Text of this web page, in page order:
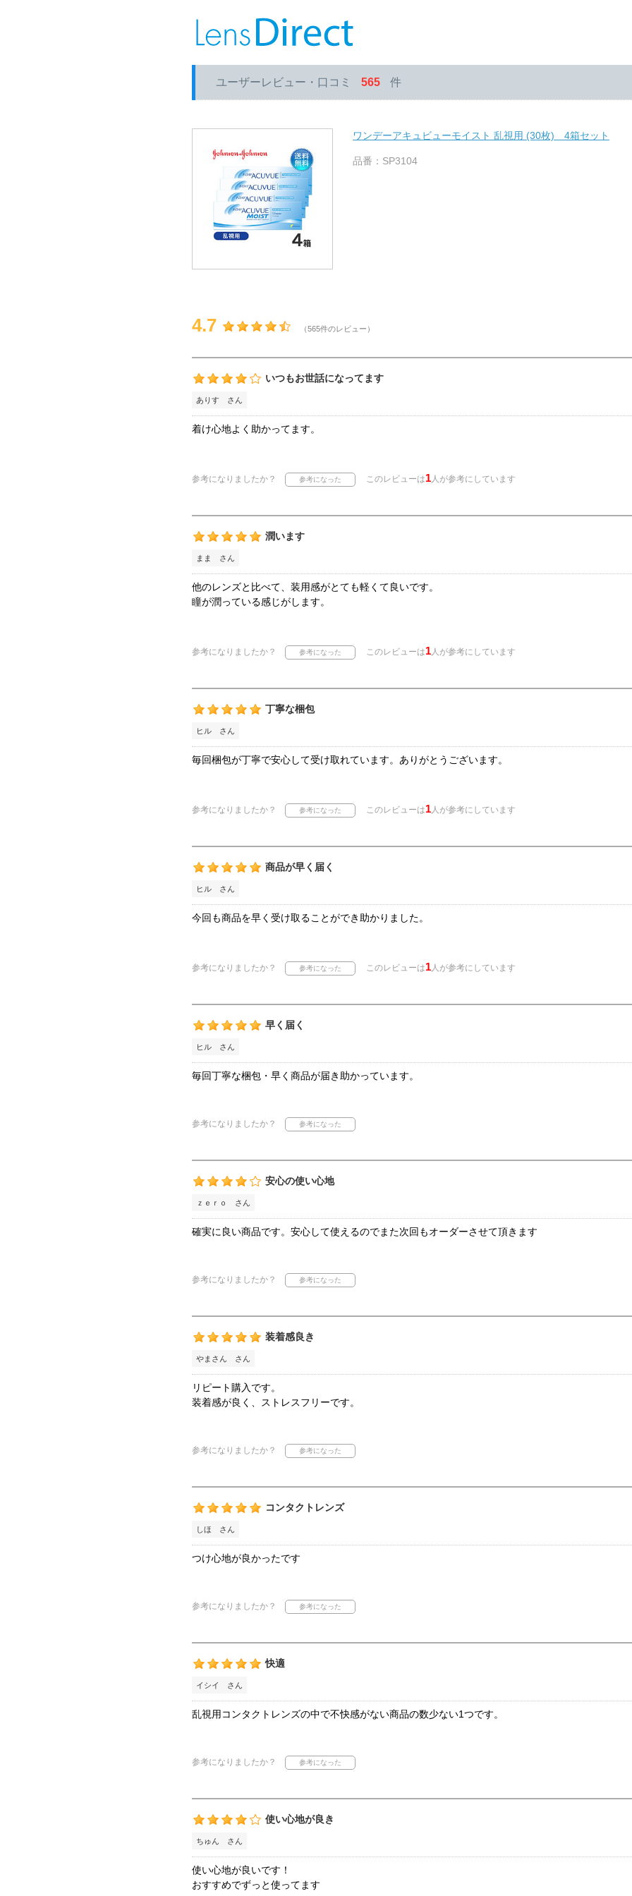
ユーザーレビュー・口コミ 565 件
ワンデーアキュビューモイスト 乱視用 (30枚) 4箱セット
品番：SP3104
4.7 （565件のレビュー）
いつもお世話になってます
ありす さん
着け心地よく助かってます。
参考になりましたか？ このレビューは1人が参考にしています
潤います
まま さん
他のレンズと比べて、装用感がとても軽くて良いです。
瞳が潤っている感じがします。
参考になりましたか？ このレビューは1人が参考にしています
丁寧な梱包
ヒル さん
毎回梱包が丁寧で安心して受け取れています。ありがとうございます。
参考になりましたか？ このレビューは1人が参考にしています
商品が早く届く
ヒル さん
今回も商品を早く受け取ることができ助かりました。
参考になりましたか？ このレビューは1人が参考にしています
早く届く
ヒル さん
毎回丁寧な梱包・早く商品が届き助かっています。
参考になりましたか？
安心の使い心地
ｚｅｒｏ さん
確実に良い商品です。安心して使えるのでまた次回もオーダーさせて頂きます
参考になりましたか？
装着感良き
やまさん さん
リピート購入です。
装着感が良く、ストレスフリーです。
参考になりましたか？
コンタクトレンズ
しほ さん
つけ心地が良かったです
参考になりましたか？
快適
イシイ さん
乱視用コンタクトレンズの中で不快感がない商品の数少ない1つです。
参考になりましたか？
使い心地が良き
ちゅん さん
使い心地が良いです！
おすすめでずっと使ってます